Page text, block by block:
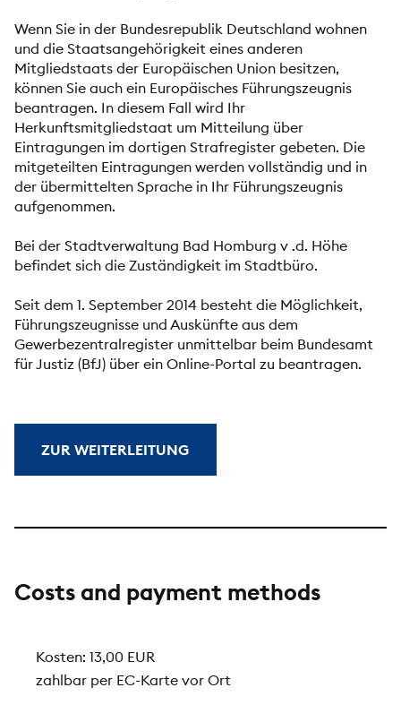
Wenn Sie in der Bundesrepublik Deutschland wohnen
und die Staatsangehörigkeit eines anderen
Mitgliedstaats der Europäischen Union besitzen,
können Sie auch ein Europäisches Führungszeugnis
beantragen. In diesem Fall wird Ihr
Herkunftsmitgliedstaat um Mitteilung über
Eintragungen im dortigen Strafregister gebeten. Die
mitgeteilten Eintragungen werden vollständig und in
der übermittelten Sprache in Ihr Führungszeugnis
aufgenommen.
Bei der Stadtverwaltung Bad Homburg v .d. Höhe
befindet sich die Zuständigkeit im Stadtbüro.
Seit dem 1. September 2014 besteht die Möglichkeit,
Führungszeugnisse und Auskünfte aus dem
Gewerbezentralregister unmittelbar beim Bundesamt
für Justiz (BfJ) über ein Online-Portal zu beantragen.
ZUR WEITERLEITUNG
Costs and payment methods
Kosten: 13,00 EUR
zahlbar per EC-Karte vor Ort